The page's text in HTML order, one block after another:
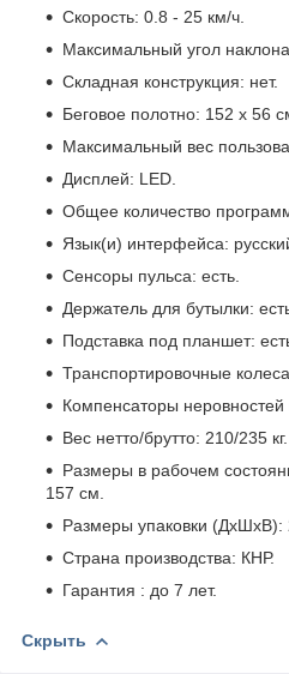
Скорость: 0.8 - 25 км/ч.
Максимальный угол
Складная конструкция: нет.
Беговое полотно: 152 х 56
Максимальный вес
Дисплей: LED.
Общее количество
Язык(и) интерфейса:
Сенсоры пульса: есть.
Держатель для бутылки:
Подставка под планшет:
Транспортировочные
Компенсаторы неровностей
Вес нетто/брутто: 210/235 кг.
Размеры в рабочем
157 см.
Размеры упаковки (ДхШхВ):
Страна производства: КНР.
Гарантия : до 7 лет.
Скрыть